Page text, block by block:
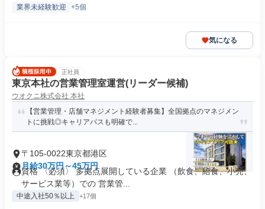
業界未経験歓迎 +5個
気になる
正社員
東京本社の営業管理室運営(リーダー候補)
ウオクニ株式会社 本社
【営業管理・店舗マネジメント経験者募集】全国拠点のマネジメン
トに挑戦◎キャリアパスも明確で...
〒105-0022東京都港区
月給30万円～45万円
資格 〈必須〉 多拠点展開している企業 （飲食、給食、小売、
サービス業等）での 営業管...
中途入社50％以上 +17個